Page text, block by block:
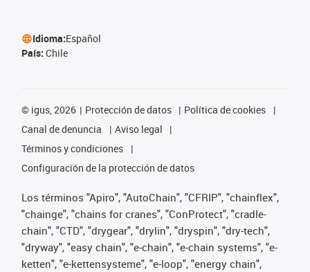
Idioma:Español
País: Chile
© igus, 2026 Protección de datos
Política de cookies
Canal de denuncia
Aviso legal
Términos y condiciones
Configuración de la protección de datos
Los términos "Apiro", "AutoChain", "CFRIP", "chainflex",
"chainge", "chains for cranes", "ConProtect", "cradle-
chain", "CTD", "drygear", "drylin", "dryspin", "dry-tech",
"dryway", "easy chain", "e-chain", "e-chain systems", "e-
ketten", "e-kettensysteme", "e-loop", "energy chain",